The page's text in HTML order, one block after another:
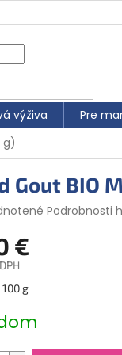
výživa
Pre
g)
Gout BIO
Podrobnosti
€
g